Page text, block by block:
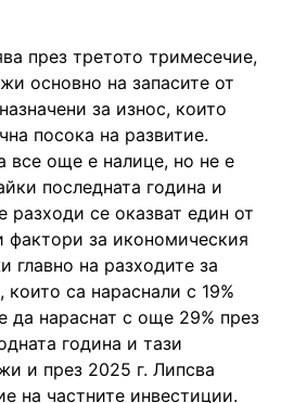
през третото тримесечие,
основно на запасите от
за износ, които
посока на развитие.
все още е налице, но не е
последната година и
разходи се оказват един от
фактори за икономическия
главно на разходите за
са нараснали с 19%
да нараснат с още 29% през
година и тази
и през 2025 г. Липсва
на частните инвестиции.